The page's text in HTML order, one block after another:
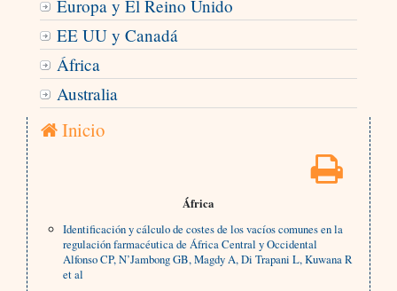
Europa y El Reino Unido
EE UU y Canadá
África
Australia
Inicio
África
Identificación y cálculo de costes de los vacíos comunes en la
regulación farmacéutica de África Central y Occidental
Alfonso CP, N’Jambong GB, Magdy A, Di Trapani L, Kuwana R
et al